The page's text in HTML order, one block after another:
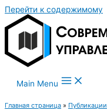
Перейти к содержимому
Main Menu
Главная страница » Публикации